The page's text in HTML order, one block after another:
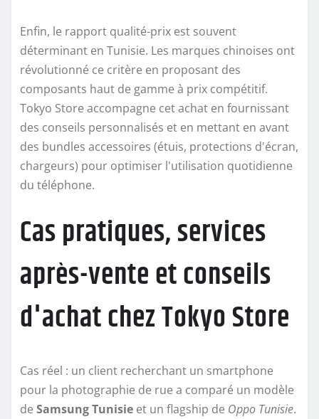
Enfin, le rapport qualité-prix est souvent
déterminant en Tunisie. Les marques chinoises ont
révolutionné ce critère en proposant des
composants haut de gamme à prix compétitif.
Tokyo Store accompagne cet achat en fournissant
des conseils personnalisés et en mettant en avant
des bundles accessoires (étuis, protections d'écran,
chargeurs) pour optimiser l'utilisation quotidienne
du téléphone.
Cas pratiques, services
après-vente et conseils
d'achat chez Tokyo Store
Cas réel : un client recherchant un smartphone
pour la photographie de rue a comparé un modèle
de Samsung Tunisie et un flagship de Oppo Tunisie.